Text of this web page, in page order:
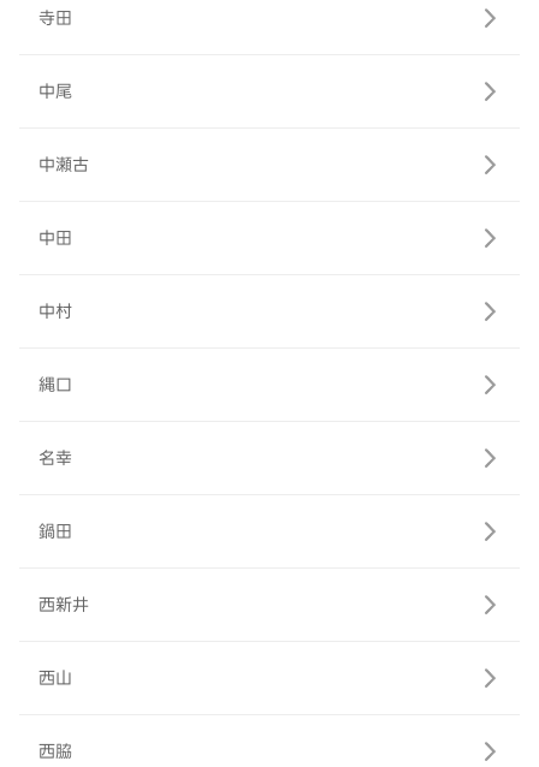
寺田
中尾
中瀬古
中田
中村
縄口
名幸
鍋田
西新井
西山
西脇